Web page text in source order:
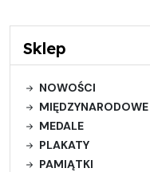
Sklep
NOWOŚCI
MEDALE
PLAKATY
PAMIĄTKI